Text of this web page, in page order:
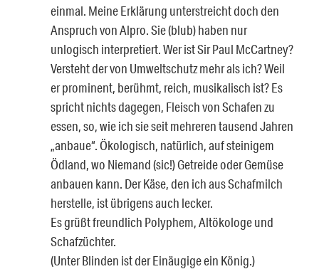
einmal. Meine Erklärung unterstreicht doch den
Anspruch von Alpro. Sie (blub) haben nur
unlogisch interpretiert. Wer ist Sir Paul McCartney?
Versteht der von Umweltschutz mehr als ich? Weil
er prominent, berühmt, reich, musikalisch ist? Es
spricht nichts dagegen, Fleisch von Schafen zu
essen, so, wie ich sie seit mehreren tausend Jahren
„anbaue“. Ökologisch, natürlich, auf steinigem
Ödland, wo Niemand (sic!) Getreide oder Gemüse
anbauen kann. Der Käse, den ich aus Schafmilch
herstelle, ist übrigens auch lecker.
Es grüßt freundlich Polyphem, Altökologe und
Schafzüchter.
(Unter Blinden ist der Einäugige ein König.)